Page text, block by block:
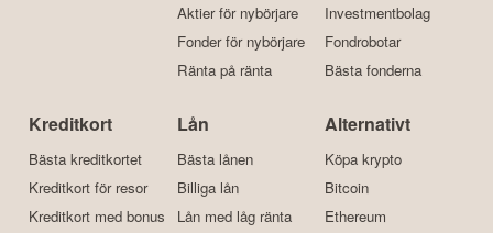
Aktier för nybörjare
Fonder för nybörjare
Ränta på ränta
Investmentbolag
Fondrobotar
Bästa fonderna
Kreditkort
Bästa kreditkortet
Kreditkort för resor
Kreditkort med bonus
Lån
Bästa lånen
Billiga lån
Lån med låg ränta
Alternativt
Köpa krypto
Bitcoin
Ethereum